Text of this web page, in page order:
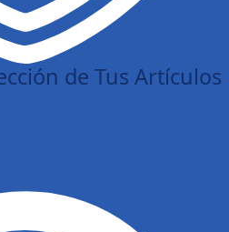
de Tus Artículos